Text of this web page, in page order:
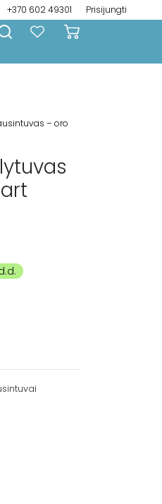
+370 602 49301 Prisijungti
– oro